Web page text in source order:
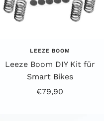
LEEZE BOOM
Leeze Boom DIY Kit für
Smart Bikes
Angebotspreis
€79,90